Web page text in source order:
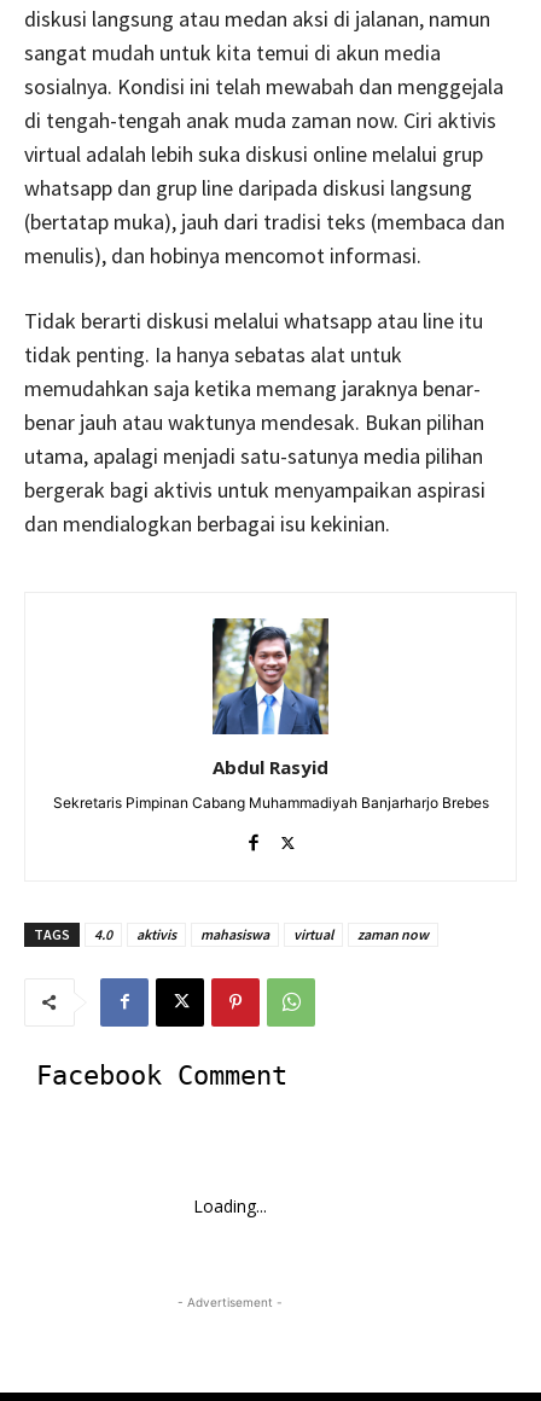
diskusi langsung atau medan aksi di jalanan, namun
sangat mudah untuk kita temui di akun media
sosialnya. Kondisi ini telah mewabah dan menggejala
di tengah-tengah anak muda zaman now. Ciri aktivis
virtual adalah lebih suka diskusi online melalui grup
whatsapp dan grup line daripada diskusi langsung
(bertatap muka), jauh dari tradisi teks (membaca dan
menulis), dan hobinya mencomot informasi.
Tidak berarti diskusi melalui whatsapp atau line itu
tidak penting. Ia hanya sebatas alat untuk
memudahkan saja ketika memang jaraknya benar-
benar jauh atau waktunya mendesak. Bukan pilihan
utama, apalagi menjadi satu-satunya media pilihan
bergerak bagi aktivis untuk menyampaikan aspirasi
dan mendialogkan berbagai isu kekinian.
Abdul Rasyid
Sekretaris Pimpinan Cabang Muhammadiyah Banjarharjo Brebes
TAGS 4.0 aktivis mahasiswa virtual zaman now
Facebook Comment
Loading...
- Advertisement -